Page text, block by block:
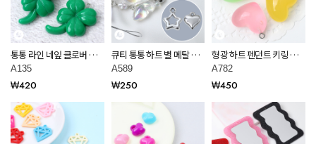
통통 라인 네잎 클로버 펜
던트 키링 부자재 만들기
악세사리 재료 A135
A135
₩420
큐티 통통 하트 별 메탈 펜
던트 키링 부자재 만들기
악세사리 재료 A589
A589
₩250
형광 하트 펜던트 키링 부
자재 만들기 악세사리 재료
A782
A782
₩450